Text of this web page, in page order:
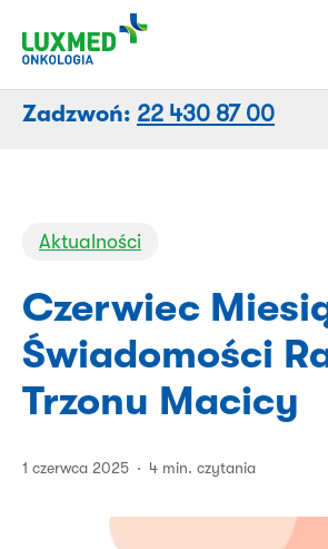
stronyZadzwoń: 22 430 87 00
Aktualności
Czerwiec
Świadomości
Trzonu Macicy
1 czerwca 2025 4 min. czytania